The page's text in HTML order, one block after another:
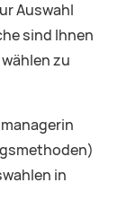
Auswahl
sind Ihnen
zu
in